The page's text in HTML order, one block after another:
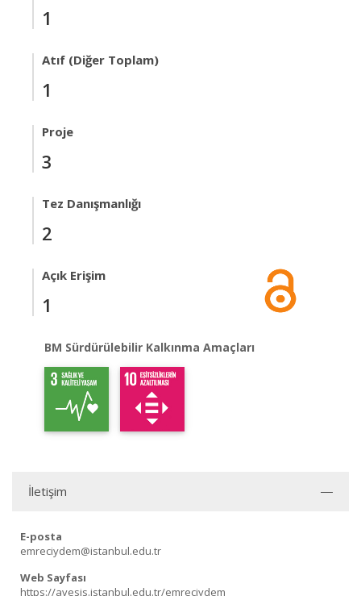
1
Atıf (Diğer Toplam)
1
Proje
3
Tez Danışmanlığı
2
Açık Erişim
1
BM Sürdürülebilir Kalkınma Amaçları
İletişim
E-posta
emreciydem@istanbul.edu.tr
Web Sayfası
https://avesis.istanbul.edu.tr/emreciydem